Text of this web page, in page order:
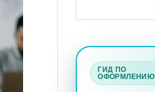
ГИД ПО
ОФОРМЛЕНИЮ